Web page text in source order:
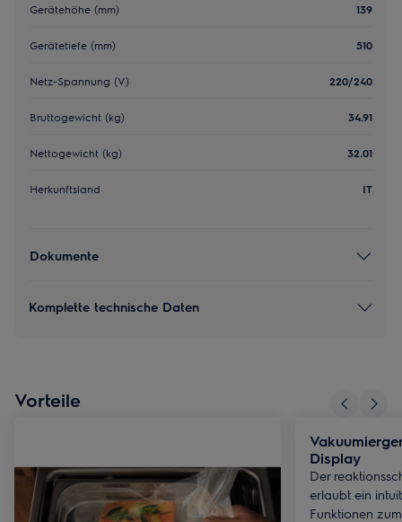
Gerätehöhe (mm) 139
Gerätetiefe (mm) 510
Netz-Spannung (V) 220/240
Bruttogewicht (kg) 34.91
Nettogewicht (kg) 32.01
Herkunftsland IT
Dokumente
Komplette technische Daten
Vorteile
Display
Der
erlaubt ein
Funktionen